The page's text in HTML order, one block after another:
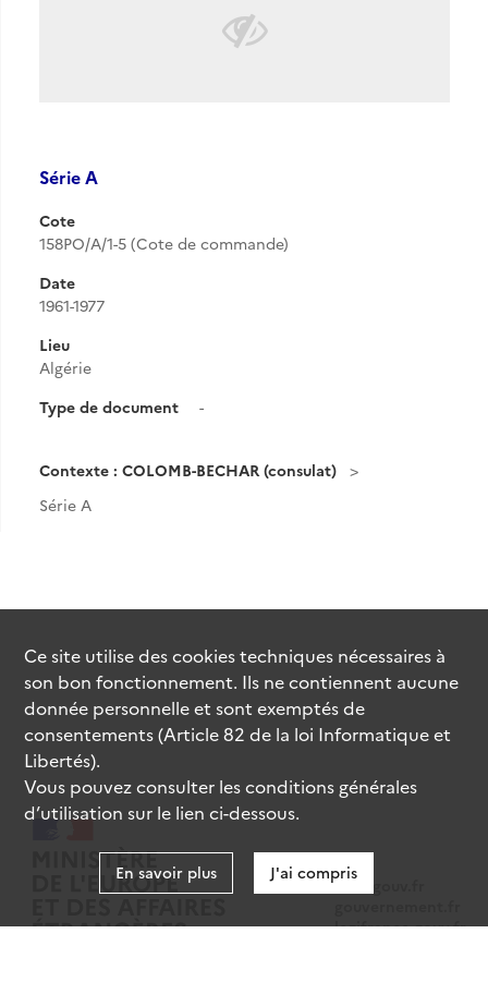
Série A
Cote
158PO/A/1-5 (Cote de commande)
Date
1961-1977
Lieu
Algérie
Type de document
-
Contexte : COLOMB-BECHAR (consulat)
Série A
data.gouv.fr
legifrance.gouv.fr
Ce site utilise descookiestechniques nécessaires à
son bon fonctionnement. Ils ne contiennent aucune
donnée personnelle et sont exemptés de
consentements (Article 82 de la loi Informatique et
Libertés).
Vous pouvez consulter les conditions générales
d’utilisation sur le lien ci-dessous.
En savoir plus J'ai compris